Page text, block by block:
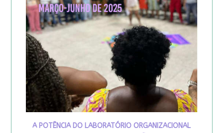
A POTÊNCIA DO LABORATÓRIO ORGANIZACIONAL